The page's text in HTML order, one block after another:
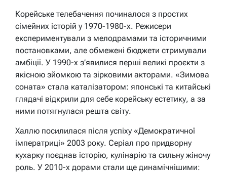
Корейське телебачення починалося з простих
сімейних історій у 1970-1980-х. Режисери
експериментували з мелодрамами та історичними
постановками, але обмежені бюджети стримували
амбіції. У 1990-х з’явилися перші великі проєкти з
якісною зйомкою та зірковими акторами. «Зимова
соната» стала каталізатором: японські та китайські
глядачі відкрили для себе корейську естетику, а за
ними потягнулася решта світу.
Халлю посилилася після успіху «Демократичної
імператриці» 2003 року. Серіал про придворну
кухарку поєднав історію, кулінарію та сильну жіночу
роль. У 2010-х дорами стали ще динамічнішими: